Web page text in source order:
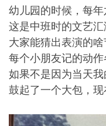
幼儿园的时候，每
这是中班时的文艺
大家能猜出表演的
每个小朋友记的动
如果不是因为当天
鼓起了一个大包，